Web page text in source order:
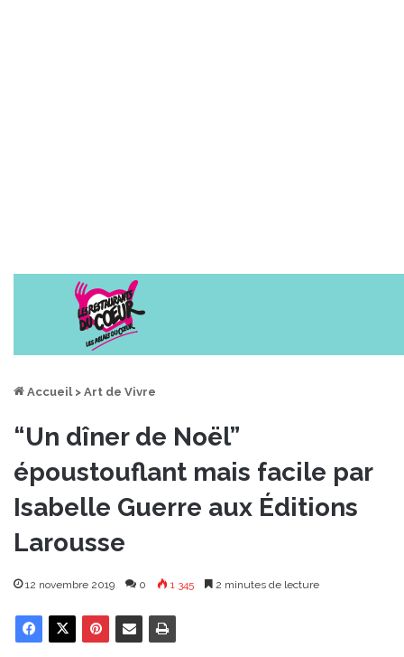
Accueil > Art de Vivre
“Un dîner de Noël”
époustouflant mais facile par
Isabelle Guerre aux Éditions
Larousse
12 novembre 2019 0 1 345 2 minutes de lecture